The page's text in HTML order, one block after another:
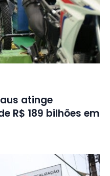
atinge
R$ 189 bilhões em